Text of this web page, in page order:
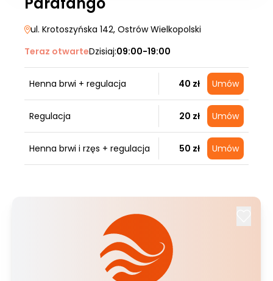
ul. Krotoszyńska 142, Ostrów Wielkopolski
Teraz otwarteDzisiaj:09:00-19:00
Henna brwi + regulacja 40 zł Umów
Regulacja 20 zł Umów
Henna brwi i rzęs + regulacja 50 zł Umów